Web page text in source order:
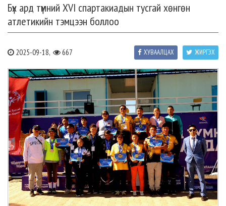
Бүх ард түмний XVI спартакиадын тусгай хөнгөн
атлетикийн тэмцээн боллоо
2025-09-18, 667 ЖИРГЭХ
ХУВААЛЦАХ